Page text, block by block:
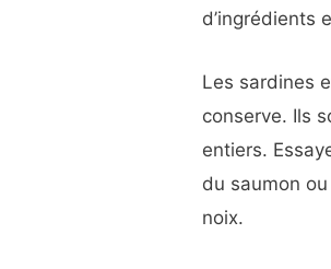
d’ingrédients
Les sardines
conserve. Ils
entiers.
du saumon
noix.